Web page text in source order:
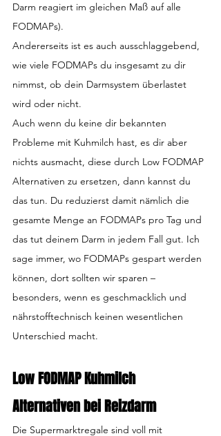
Darm reagiert im gleichen Maß auf alle
FODMAPs).
Andererseits ist es auch ausschlaggebend,
wie viele FODMAPs du insgesamt zu dir
nimmst, ob dein Darmsystem überlastet
wird oder nicht.
Auch wenn du keine dir bekannten
Probleme mit Kuhmilch hast, es dir aber
nichts ausmacht, diese durch Low FODMAP
Alternativen zu ersetzen, dann kannst du
das tun. Du reduzierst damit nämlich die
gesamte Menge an FODMAPs pro Tag und
das tut deinem Darm in jedem Fall gut. Ich
sage immer, wo FODMAPs gespart werden
können, dort sollten wir sparen –
besonders, wenn es geschmacklich und
nährstofftechnisch keinen wesentlichen
Unterschied macht.
Low FODMAP Kuhmilch
Alternativen bei Reizdarm
Die Supermarktregale sind voll mit